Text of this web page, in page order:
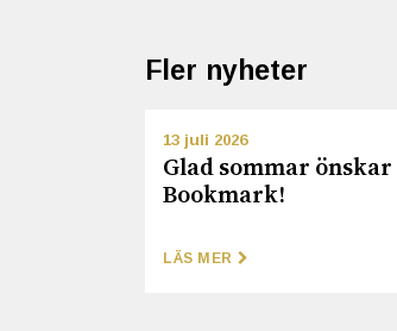
Fler nyheter
13 juli 2026
Glad sommar önskar
Bookmark!
LÄS MER